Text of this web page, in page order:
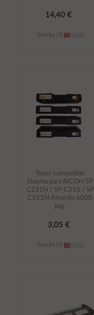
14,40 €
Stocks (3)
Toner compatible
Dayma para RICOH SP
C231N / SP C310 / SP
C311N Amarillo 6000
pag.
3,05 €
Stocks (3)